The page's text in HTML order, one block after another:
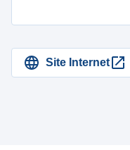
Site Internet